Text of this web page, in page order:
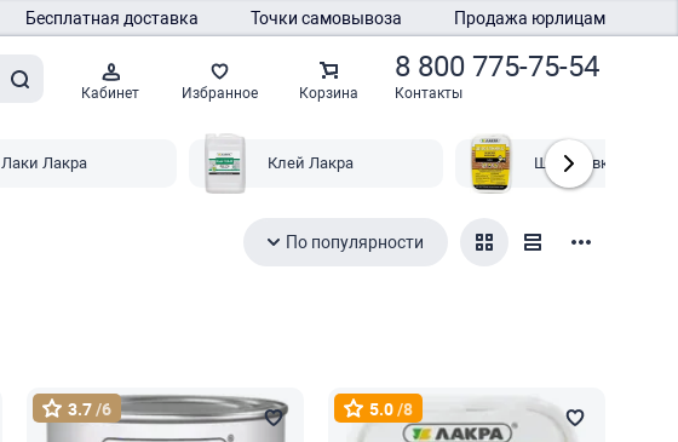
Бесплатная доставка Точки самовывоза Продажа юрлицам
Кабинет Избранное Корзина
8 800 775-75-54
Контакты
Лаки Лакра Клей Лакра Шпатлевки Лакра
По популярности
3.7/6 5.0/8